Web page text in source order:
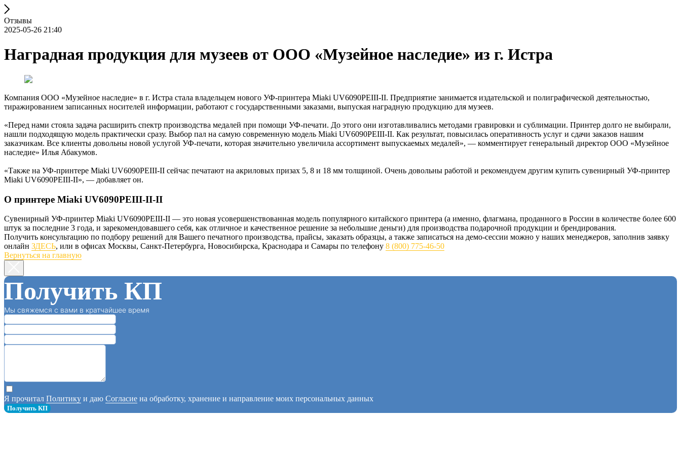
Отзывы
2025-05-26 21:40
Наградная продукция для музеев от ООО «Музейное наследие» из г. Истра
Компания ООО «Музейное наследие» в г. Истра стала владельцем нового УФ-принтера Miaki UV6090PEIII-II. Предприятие занимается издательской и полиграфической деятельностью,
тиражированием записанных носителей информации, работают с государственными заказами, выпуская наградную продукцию для музеев.
«Перед нами стояла задача расширить спектр производства медалей при помощи УФ-печати. До этого они изготавливались методами гравировки и сублимации. Принтер долго не выбирали,
нашли подходящую модель практически сразу. Выбор пал на самую современную модель Miaki UV6090PEIII-II. Как результат, повысилась оперативность услуг и сдачи заказов нашим
заказчикам. Все клиенты довольны новой услугой УФ-печати, которая значительно увеличила ассортимент выпускаемых медалей», — комментирует генеральный директор ООО «Музейное
наследие» Илья Абакумов.
«Также на УФ-принтере Miaki UV6090PEIII-II сейчас печатают на акриловых призах 5, 8 и 18 мм толщиной. Очень довольны работой и рекомендуем другим купить сувенирный УФ-принтер
Miaki UV6090PEIII-II», — добавляет он.
О принтере Miaki UV6090PEIII-II-II
Сувенирный УФ-принтер Miaki UV6090PEIII-II — это новая усовершенствованная модель популярного китайского принтера (а именно, флагмана, проданного в России в количестве более 600
штук за последние 3 года, и зарекомендовавшего себя, как отличное и качественное решение за небольшие деньги) для производства подарочной продукции и брендирования.
Получить консультацию по подбору решений для Вашего печатного производства, прайсы, заказать образцы, а также записаться на демо-сессии можно у наших менеджеров, заполнив заявку
онлайн ЗДЕСЬ, или в офисах Москвы, Санкт-Петербурга, Новосибирска, Краснодара и Самары по телефону 8 (800) 775-46-50
Вернуться на главную
Получить КП
Мы свяжемся с вами в кратчайшее время
Я прочитал Политику и даю Согласие на обработку, хранение и направление моих персональных данных
Получить КП